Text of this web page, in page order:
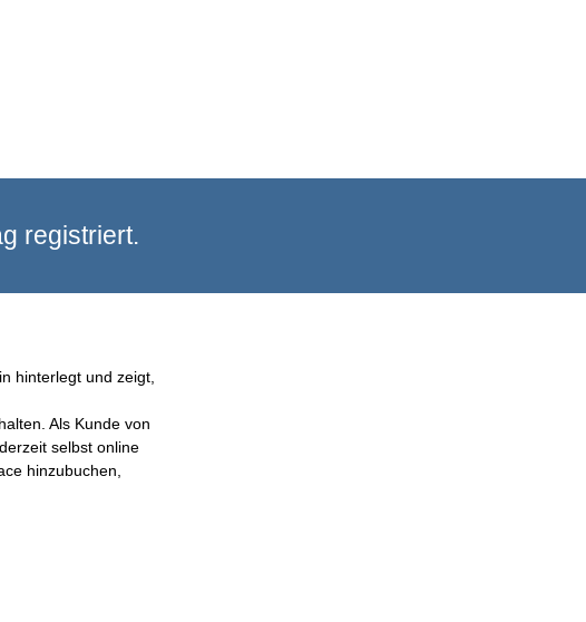
registriert.
hinterlegt und zeigt,
Als Kunde von
selbst online
hinzubuchen,